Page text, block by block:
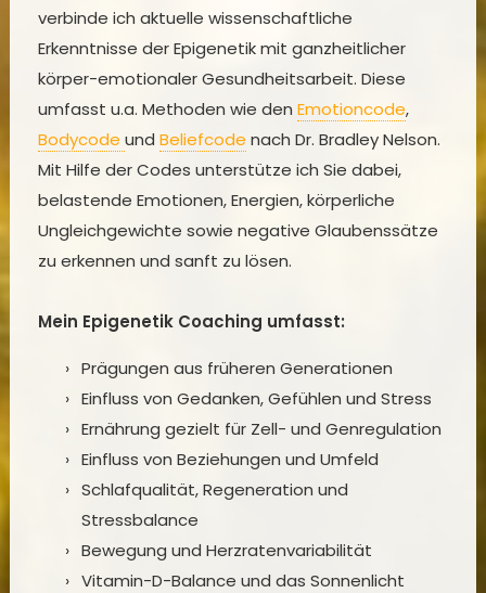
verbinde ich aktuelle wissenschaftliche
Erkenntnisse der Epigenetik mit ganzheitlicher
körper-emotionaler Gesundheitsarbeit. Diese
umfasst u.a. Methoden wie den Emotioncode,
Bodycode und Beliefcode nach Dr. Bradley Nelson.
Mit Hilfe der Codes unterstütze ich Sie dabei,
belastende Emotionen, Energien, körperliche
Ungleichgewichte sowie negative Glaubenssätze
zu erkennen und sanft zu lösen.
Mein Epigenetik Coaching umfasst:
Prägungen aus früheren Generationen
Einfluss von Gedanken, Gefühlen und Stress
Ernährung gezielt für Zell- und Genregulation
Einfluss von Beziehungen und Umfeld
Schlafqualität, Regeneration und
Stressbalance
Bewegung und Herzratenvariabilität
Vitamin-D-Balance und das Sonnenlicht